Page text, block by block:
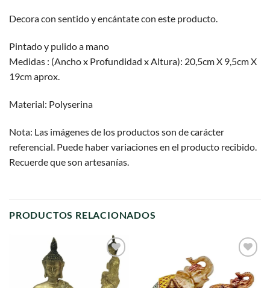
Decora con sentido y encántate con este producto.
Pintado y pulido a mano
Medidas : (Ancho x Profundidad x Altura): 20,5cm X 9,5cm X
19cm aprox.
Material: Polyserina
Nota: Las imágenes de los productos son de carácter
referencial. Puede haber variaciones en el producto recibido.
Recuerde que son artesanías.
PRODUCTOS RELACIONADOS
Agregar
a
favoritos
a
favoritos